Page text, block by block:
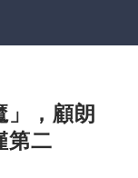
」，顧朗
第二